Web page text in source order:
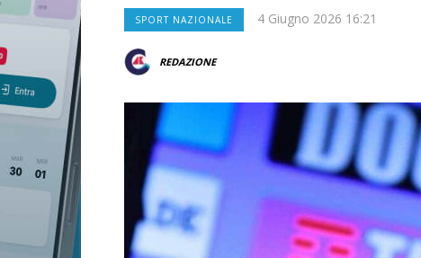
SPORT NAZIONALE 4 Giugno 2026 16:21
REDAZIONE